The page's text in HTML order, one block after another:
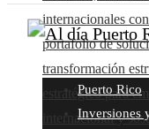
internacionales
portafolio de
transformación
estratégico para
internacional y
Puerto Rico
Inversiones